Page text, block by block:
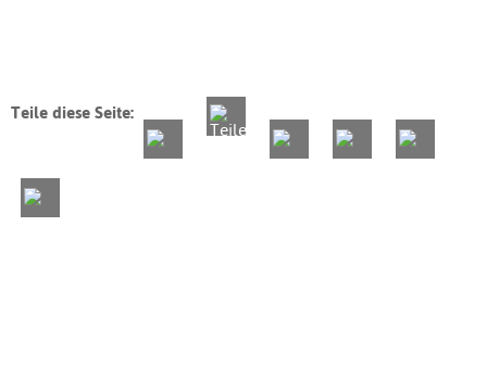
Teile diese Seite: